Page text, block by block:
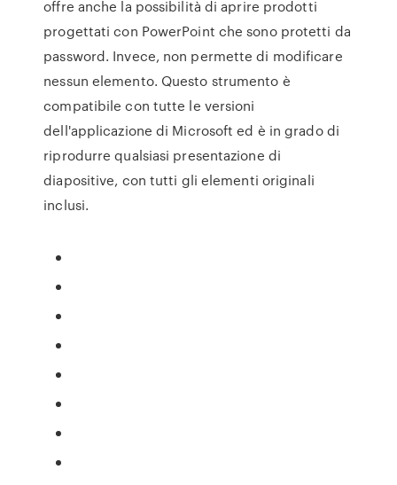
offre anche la possibilità di aprire prodotti
progettati con PowerPoint che sono protetti da
password. Invece, non permette di modificare
nessun elemento. Questo strumento è
compatibile con tutte le versioni
dell'applicazione di Microsoft ed è in grado di
riprodurre qualsiasi presentazione di
diapositive, con tutti gli elementi originali
inclusi.